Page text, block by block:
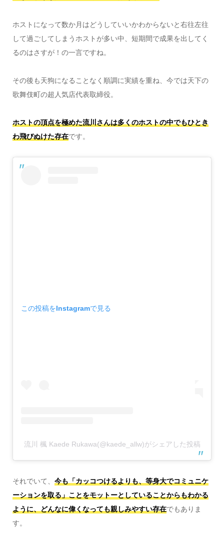
ホストになって数か月はどうしていいかわからないと右往左往
して過ごしてしまうホストが多い中、短期間で成果を出してく
るのはさすが！の一言ですね。
その後も天狗になることなく順調に実績を重ね、今では天下の
歌舞伎町の超人気店代表取締役。
ホストの頂点を極めた流川さんは多くのホストの中でもひとき
わ飛びぬけた存在です。
この投稿をInstagramで見る
流川 楓 Kaede Rukawa(@kaede_allw)がシェアした投稿
それでいて、 今も「カッコつけるよりも、等身大でコミュニケ
ーションを取る」ことをモットーとしていることからもわかる
ように、どんなに偉くなっても親しみやすい存在でもありま
す。